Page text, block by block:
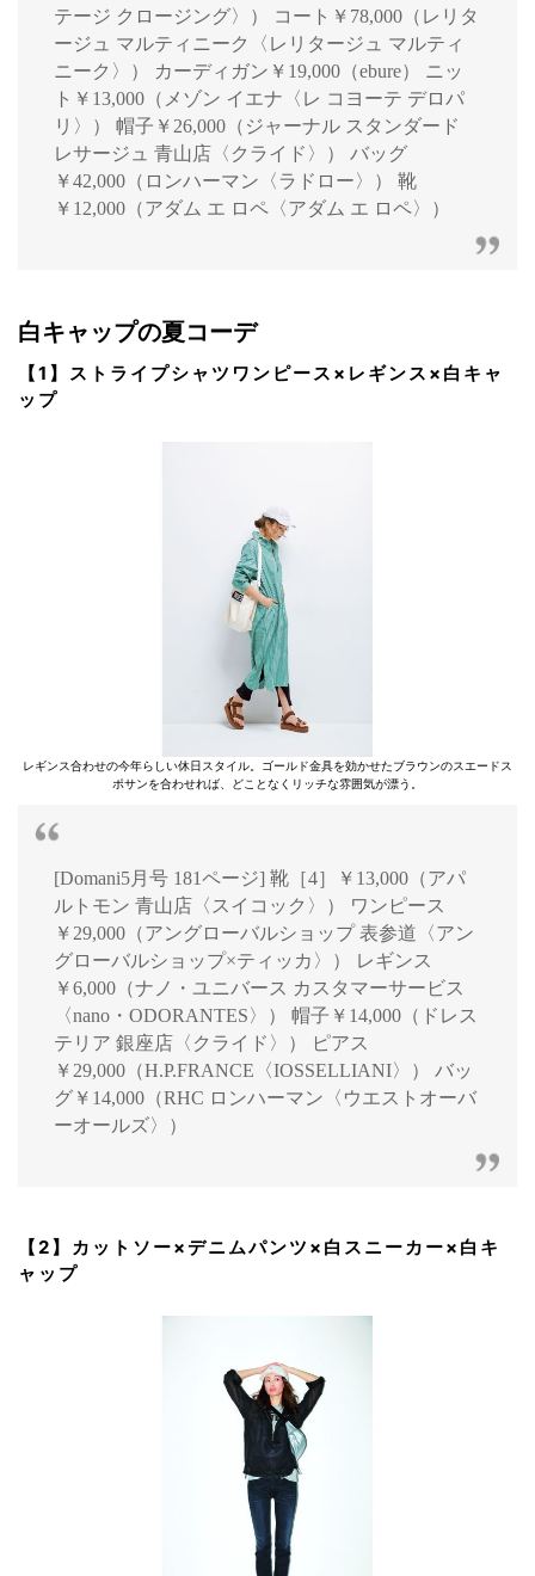
テージ クロージング〉） コート￥78,000（レリタ
ージュ マルティニーク〈レリタージュ マルティ
ニーク〉） カーディガン￥19,000（ebure） ニッ
ト￥13,000（メゾン イエナ〈レ コヨーテ デロパ
リ〉） 帽子￥26,000（ジャーナル スタンダード
レサージュ 青山店〈クライド〉） バッグ
￥42,000（ロンハーマン〈ラドロー〉） 靴
￥12,000（アダム エ ロペ〈アダム エ ロペ〉）
白キャップの夏コーデ
【1】ストライプシャツワンピース×レギンス×白キャ
ップ
レギンス合わせの今年らしい休日スタイル。ゴールド金具を効かせたブラウンのスエードス
ポサンを合わせれば、どことなくリッチな雰囲気が漂う。
[Domani5月号 181ページ] 靴［4］￥13,000（アパ
ルトモン 青山店〈スイコック〉） ワンピース
￥29,000（アングローバルショップ 表参道〈アン
グローバルショップ×ティッカ〉） レギンス
￥6,000（ナノ・ユニバース カスタマーサービス
〈nano・ODORANTES〉） 帽子￥14,000（ドレス
テリア 銀座店〈クライド〉） ピアス
￥29,000（H.P.FRANCE〈IOSSELLIANI〉） バッ
グ￥14,000（RHC ロンハーマン〈ウエストオーバ
ーオールズ〉）
【2】カットソー×デニムパンツ×白スニーカー×白キ
ャップ